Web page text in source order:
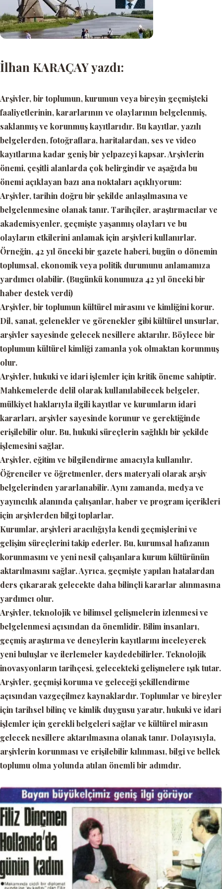
İlhan KARAÇAY yazdı:
Arşivler, bir toplumun, kurumun veya bireyin geçmişteki
faaliyetlerinin, kararlarının ve olaylarının belgelenmiş,
saklanmış ve korunmuş kayıtlarıdır. Bu kayıtlar, yazılı
belgelerden, fotoğraflara, haritalardan, ses ve video
kayıtlarına kadar geniş bir yelpazeyi kapsar. Arşivlerin
önemi, çeşitli alanlarda çok belirgindir ve aşağıda bu
önemi açıklayan bazı ana noktaları açıklıyorum:
Arşivler, tarihin doğru bir şekilde anlaşılmasına ve
belgelenmesine olanak tanır. Tarihçiler, araştırmacılar ve
akademisyenler, geçmişte yaşanmış olayları ve bu
olayların etkilerini anlamak için arşivleri kullanırlar.
Örneğin, 42 yıl önceki bir gazete haberi, bugün o dönemin
toplumsal, ekonomik veya politik durumunu anlamamıza
yardımcı olabilir. (Bugünkü konumuza 42 yıl önceki bir
haber destek verdi)
Arşivler, bir toplumun kültürel mirasını ve kimliğini korur.
Dil, sanat, gelenekler ve görenekler gibi kültürel unsurlar,
arşivler sayesinde gelecek nesillere aktarılır. Böylece bir
toplumun kültürel kimliği zamanla yok olmaktan korunmuş
olur.
Arşivler, hukuki ve idari işlemler için kritik öneme sahiptir.
Mahkemelerde delil olarak kullanılabilecek belgeler,
mülkiyet haklarıyla ilgili kayıtlar ve kurumların idari
kararları, arşivler sayesinde korunur ve gerektiğinde
erişilebilir olur. Bu, hukuki süreçlerin sağlıklı bir şekilde
işlemesini sağlar.
Arşivler, eğitim ve bilgilendirme amacıyla kullanılır.
Öğrenciler ve öğretmenler, ders materyali olarak arşiv
belgelerinden yararlanabilir. Aynı zamanda, medya ve
yayıncılık alanında çalışanlar, haber ve program içerikleri
için arşivlerden bilgi toplarlar.
Kurumlar, arşivleri aracılığıyla kendi geçmişlerini ve
gelişim süreçlerini takip ederler. Bu, kurumsal hafızanın
korunmasını ve yeni nesil çalışanlara kurum kültürünün
aktarılmasını sağlar. Ayrıca, geçmişte yapılan hatalardan
ders çıkararak gelecekte daha bilinçli kararlar alınmasına
yardımcı olur.
Arşivler, teknolojik ve bilimsel gelişmelerin izlenmesi ve
belgelenmesi açısından da önemlidir. Bilim insanları,
geçmiş araştırma ve deneylerin kayıtlarını inceleyerek
yeni buluşlar ve ilerlemeler kaydedebilirler. Teknolojik
inovasyonların tarihçesi, gelecekteki gelişmelere ışık tutar.
Arşivler, geçmişi koruma ve geleceği şekillendirme
açısından vazgeçilmez kaynaklardır. Toplumlar ve bireyler
için tarihsel bilinç ve kimlik duygusu yaratır, hukuki ve idari
işlemler için gerekli belgeleri sağlar ve kültürel mirasın
gelecek nesillere aktarılmasına olanak tanır. Dolayısıyla,
arşivlerin korunması ve erişilebilir kılınması, bilgi ve bellek
toplumu olma yolunda atılan önemli bir adımdır.